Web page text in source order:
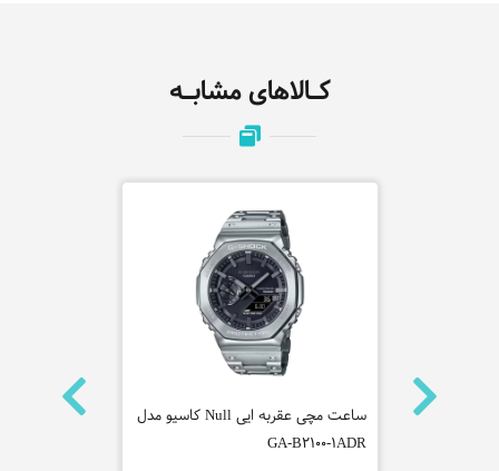
کـالاهای مشابـه
ساعت مچی
ساعت مچی عقربه ایی Null کاسیو مدل
GA-B2100-1ADR